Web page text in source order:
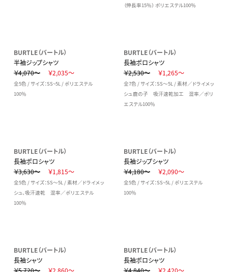
（伸長率15％） ポリエステル100％
BURTLE（バートル）
半袖ジップシャツ
￥4,070～
￥2,035～
全5色 / サイズ：SS~5L / ポリエステル
100％
BURTLE（バートル）
長袖ポロシャツ
￥2,530～
￥1,265～
全7色 / サイズ：SS～5L / 素材／ドライメッ
シュ鹿の子 吸汗速乾加工 混率／ポリ
エステル100％
BURTLE（バートル）
長袖ポロシャツ
￥3,630～
￥1,815～
全5色 / サイズ：SS～5L / 素材／ドライメッ
シュ、吸汗速乾 混率／ポリエステル
100％
BURTLE（バートル）
長袖ジップシャツ
￥4,180～
￥2,090～
全5色 / サイズ：SS~5L / ポリエステル
100％
BURTLE（バートル）
長袖シャツ
￥5,720～
￥2,860～
BURTLE（バートル）
長袖ポロシャツ
￥4,840～
￥2,420～